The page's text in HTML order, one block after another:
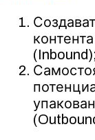
(Inbound);